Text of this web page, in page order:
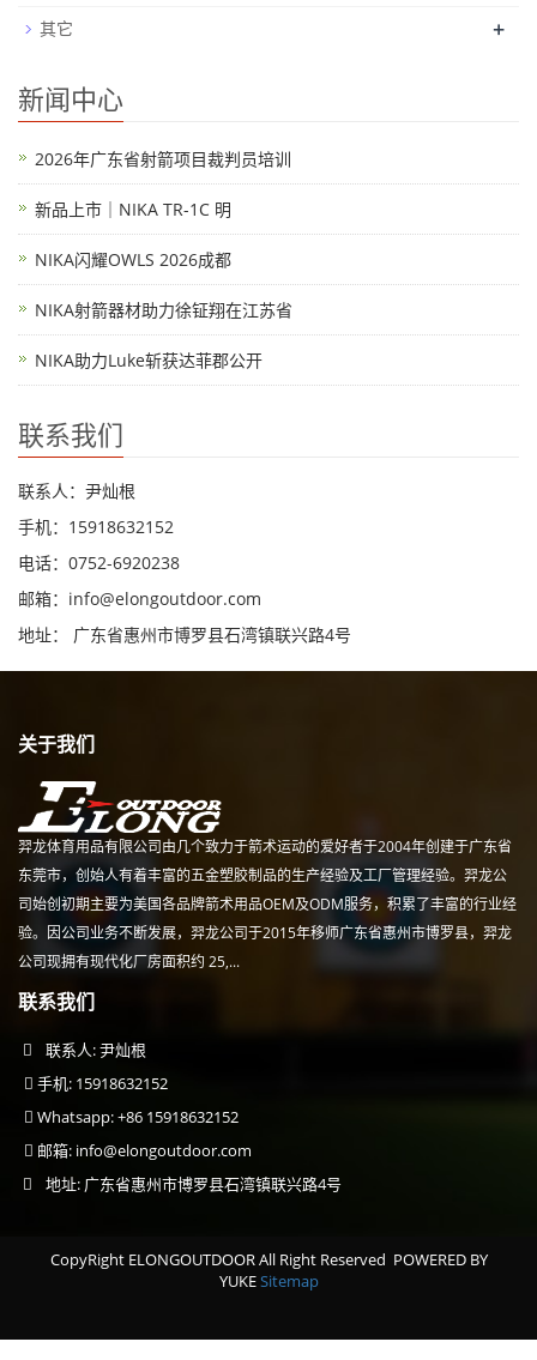
其它
+
新闻中心
2026年广东省射箭项目裁判员培训
新品上市｜NIKA TR-1C 明
NIKA闪耀OWLS 2026成都
NIKA射箭器材助力徐钲翔在江苏省
NIKA助力Luke斩获达菲郡公开
联系我们
联系人：尹灿根
手机：15918632152
电话：0752-6920238
邮箱： info@elongoutdoor.com
地址： 广东省惠州市博罗县石湾镇联兴路4号
关于我们
羿龙体育用品有限公司由几个致力于箭术运动的爱好者于2004年创建于广东省
东莞市，创始人有着丰富的五金塑胶制品的生产经验及工厂管理经验。羿龙公
司始创初期主要为美国各品牌箭术用品OEM及ODM服务，积累了丰富的行业经
验。因公司业务不断发展，羿龙公司于2015年移师广东省惠州市博罗县，羿龙
公司现拥有现代化厂房面积约 25,...
联系我们
联系人: 尹灿根
手机: 15918632152
Whatsapp: +86 15918632152
邮箱: info@elongoutdoor.com
地址: 广东省惠州市博罗县石湾镇联兴路4号
CopyRight ELONGOUTDOOR All Right Reserved POWERED BY
YUKESitemap